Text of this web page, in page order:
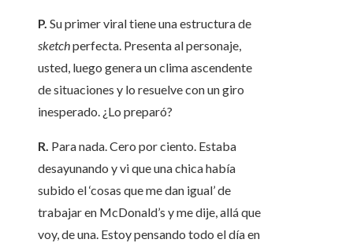
P. Su primer viral tiene una estructura de
sketchperfecta. Presenta al personaje,
usted, luego genera un clima ascendente
de situaciones y lo resuelve con un giro
inesperado. ¿Lo preparó?
R. Para nada. Cero por ciento. Estaba
desayunando y vi que una chica había
subido el ‘cosas que me dan igual’ de
trabajar en McDonald’s y me dije, allá que
voy, de una. Estoy pensando todo el día en